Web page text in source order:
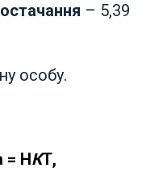
– 5,39
особу.
= НКТ,